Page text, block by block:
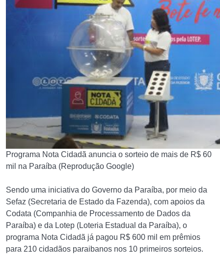
Programa Nota Cidadã anuncia o sorteio de mais de R$ 60
mil na Paraíba (Reprodução Google)
Sendo uma iniciativa do Governo da Paraíba, por meio da
Sefaz (Secretaria de Estado da Fazenda), com apoios da
Codata (Companhia de Processamento de Dados da
Paraíba) e da Lotep (Loteria Estadual da Paraíba), o
programa Nota Cidadã já pagou R$ 600 mil em prêmios
para 210 cidadãos paraibanos nos 10 primeiros sorteios.